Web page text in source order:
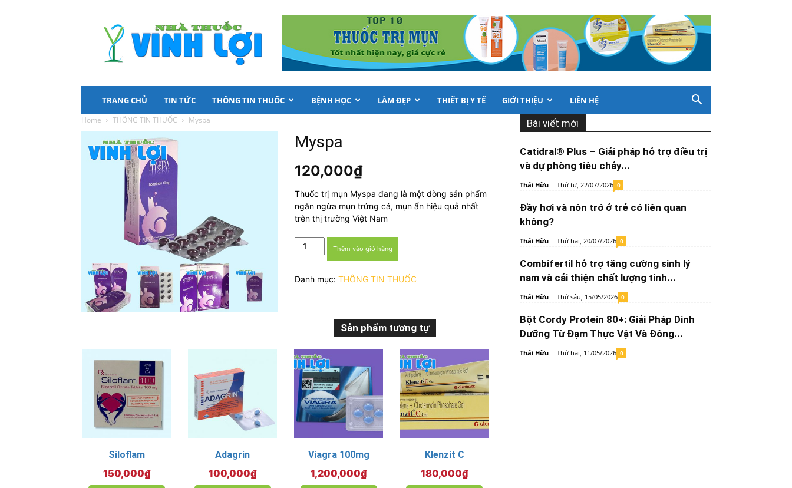
Nhà
Thuốc
Vinh
Lợi
TRANG CHỦ TIN TỨC THÔNG TIN THUỐC BỆNH HỌC LÀM ĐẸP THIẾT BỊ Y TẾ GIỚI THIỆU LIÊN HỆ
Home THÔNG TIN THUỐC Myspa
Myspa
120,000₫
Thuốc trị mụn Myspa đang là một dòng sản phẩm
ngăn ngừa mụn trứng cá, mụn ẩn hiệu quả nhất
trên thị trường Việt Nam
Myspa
số
Thêm vào giỏ hàng
Danh mục: THÔNG TIN THUỐC
Sản phẩm tương tự
Siloflam
150,000₫
Adagrin
100,000₫
Viagra 100mg
1,200,000₫
Klenzit C
180,000₫
Bài viết mới
Catidral® Plus – Giải pháp hỗ trợ điều trị
và dự phòng tiêu chảy...
Thái Hữu - Thứ tư, 22/07/2026 0
Đầy hơi và nôn trớ ở trẻ có liên quan
không?
Thái Hữu - Thứ hai, 20/07/2026 0
Combifertil hỗ trợ tăng cường sinh lý
nam và cải thiện chất lượng tinh...
Thái Hữu - Thứ sáu, 15/05/2026 0
Bột Cordy Protein 80+: Giải Pháp Dinh
Dưỡng Từ Đạm Thực Vật Và Đông...
Thái Hữu - Thứ hai, 11/05/2026 0